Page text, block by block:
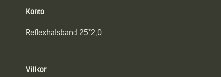
Konto
Reflexhalsband 25*2,0
Villkor